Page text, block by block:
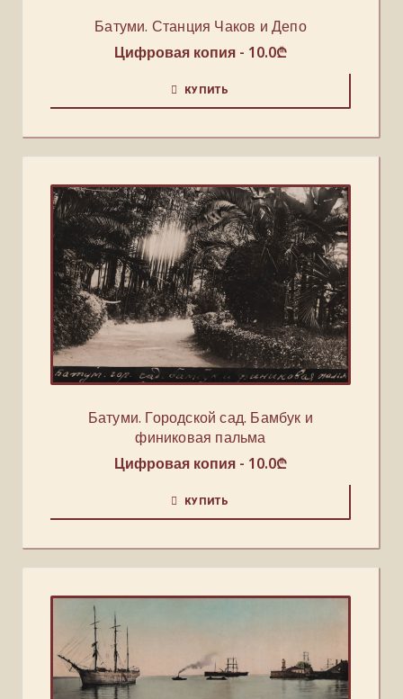
Батуми. Станция Чаков и Депо
Цифровая копия - 10.0₾
КУПИТЬ
Батуми. Городской сад. Бамбук и
финиковая пальма
Цифровая копия - 10.0₾
КУПИТЬ